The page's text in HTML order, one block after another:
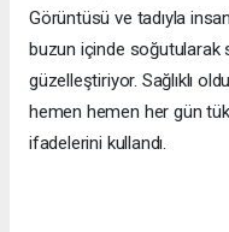
Görüntüsü ve tadıyla
buzun içinde soğutularak
güzelleştiriyor. Sağlıklı
hemen hemen her gün
ifadelerini kullandı.